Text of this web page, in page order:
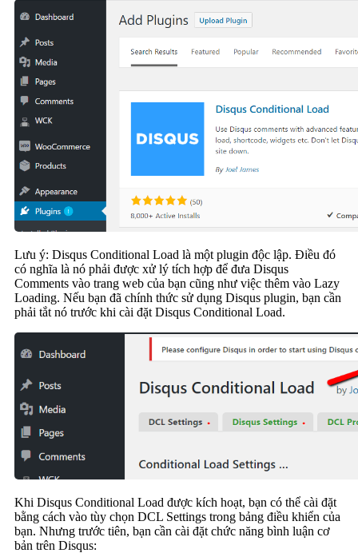
Lưu ý: Disqus Conditional Load là một plugin độc lập. Điều đó
có nghĩa là nó phải được xử lý tích hợp để đưa Disqus
Comments vào trang web của bạn cũng như việc thêm vào Lazy
Loading. Nếu bạn đã chính thức sử dụng Disqus plugin, bạn cần
phải tắt nó trước khi cài đặt Disqus Conditional Load.
Khi Disqus Conditional Load được kích hoạt, bạn có thể cài đặt
bằng cách vào tùy chọn DCL Settings trong bảng điều khiển của
bạn. Nhưng trước tiên, bạn cần cài đặt chức năng bình luận cơ
bản trên Disqus: